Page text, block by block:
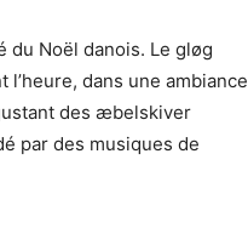
du Noël danois. Le gløg
dans une ambiance
des æbelskiver
par des musiques de